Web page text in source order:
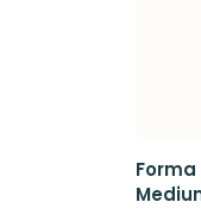
Forma